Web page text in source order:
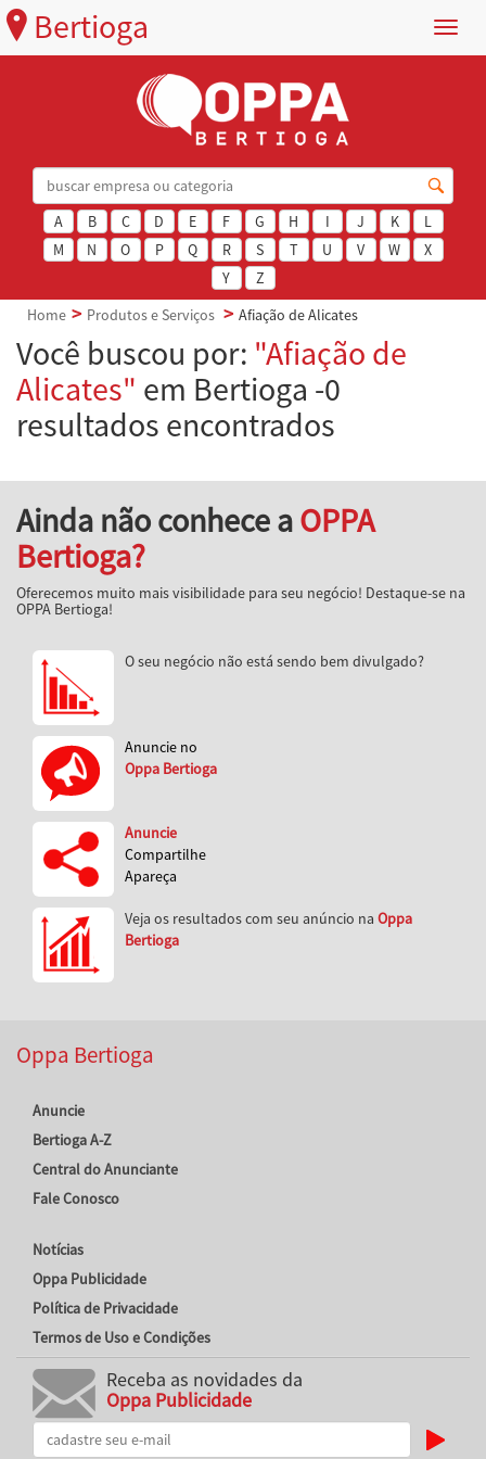
Menu
Bertioga
A B C D E F G H I J K
L
M
N O P Q R S T U V W
X
Y
Z
Home
Produtos e Serviços Afiação de Alicates
Você buscou por: "Afiação de
Alicates" em Bertioga -0
resultados encontrados
Ainda não conhece aOPPA
Bertioga?
Oferecemos muito mais visibilidade para seu negócio! Destaque-se na
OPPA Bertioga!
O seu negócio não está sendo bem divulgado?
Anuncie no
Oppa Bertioga
Anuncie
Compartilhe
Apareça
Veja os resultados com seu anúncio na Oppa
Bertioga
Oppa Bertioga
Anuncie
Bertioga A-Z
Central do Anunciante
Fale Conosco
Notícias
Oppa Publicidade
Política de Privacidade
Termos de Uso e Condições
Receba as novidades da
Oppa Publicidade